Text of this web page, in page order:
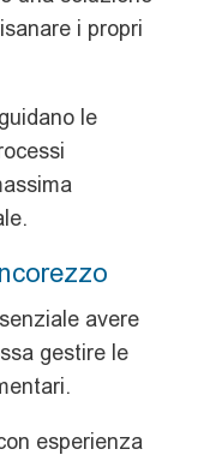
i propri
le
avere
gestire le
esperienza